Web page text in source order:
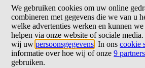
We gebruiken cookies om uw online
combineren met gegevens die we van u
welke advertenties werken en kunnen
helpen via onze website of sociale
wij uwpersoonsgegevens . In onscookie
informatie over hoe wij of onze9 partners
gebruiken.